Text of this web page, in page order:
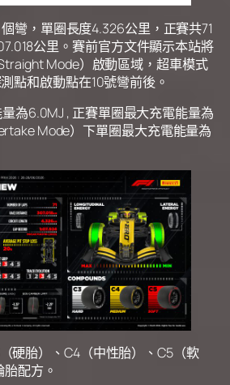
彎，單圈長度4.326公里，正賽共71
公里。賽前官方文件顯示本站將
Mode）啟動區域，超車模式
點和啟動點在10號彎前後。
為6.0MJ , 正賽單圈最大充電能量為
Mode）下單圈最大充電能量為
硬胎）、C4（中性胎）、C5（軟
配方。